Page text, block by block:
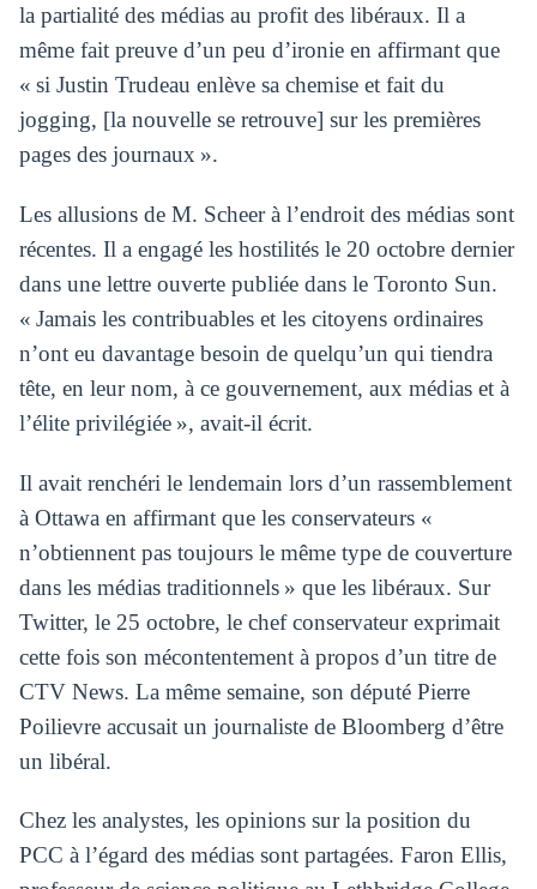
la partialité des médias au profit des libéraux. Il a
même fait preuve d’un peu d’ironie en affirmant que
« si Justin Trudeau enlève sa chemise et fait du
jogging, [la nouvelle se retrouve] sur les premières
pages des journaux ».
Les allusions de M. Scheer à l’endroit des médias sont
récentes. Il a engagé les hostilités le 20 octobre dernier
dans une lettre ouverte publiée dans le Toronto Sun.
« Jamais les contribuables et les citoyens ordinaires
n’ont eu davantage besoin de quelqu’un qui tiendra
tête, en leur nom, à ce gouvernement, aux médias et à
l’élite privilégiée », avait-il écrit.
Il avait renchéri le lendemain lors d’un rassemblement
à Ottawa en affirmant que les conservateurs «
n’obtiennent pas toujours le même type de couverture
dans les médias traditionnels » que les libéraux. Sur
Twitter, le 25 octobre, le chef conservateur exprimait
cette fois son mécontentement à propos d’un titre de
CTV News. La même semaine, son député Pierre
Poilievre accusait un journaliste de Bloomberg d’être
un libéral.
Chez les analystes, les opinions sur la position du
PCC à l’égard des médias sont partagées. Faron Ellis,